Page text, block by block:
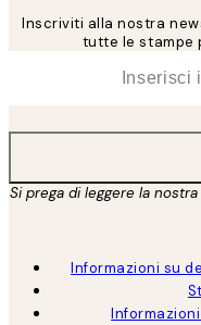
Inscriviti alla nostra
tutte le stampe
Si prega di leggere la nostra
Informazioni su